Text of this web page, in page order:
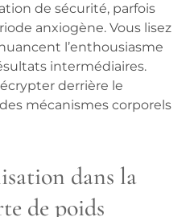
de sécurité, parfois
anxiogène. Vous lisez
l’enthousiasme
intermédiaires.
derrière le
mécanismes corporels
dans la
de poids